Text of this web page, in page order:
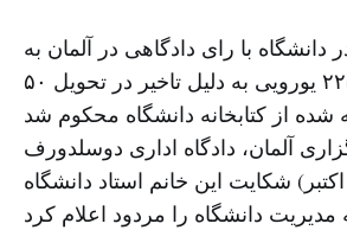
دانشگاه با رای دادگاهی در آلمان به
پرداخت جریمه ۲۲۵۰ یورویی به دلیل تاخیر در تحویل ۵۰
آلمان، دادگاه اداری دوسلدورف
روز چهارشنبه (۳۱ اکتبر) شکایت این خانم استاد دانشگاه